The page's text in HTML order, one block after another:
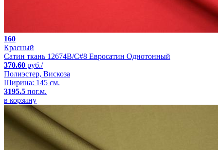
160
Красный
Сатин ткань 12674B/C#8 Евросатин Однотонный
370.60 руб./
Полиэстер, Вискоза
Ширина: 145 см.
3195.5 пог.м.
в корзину